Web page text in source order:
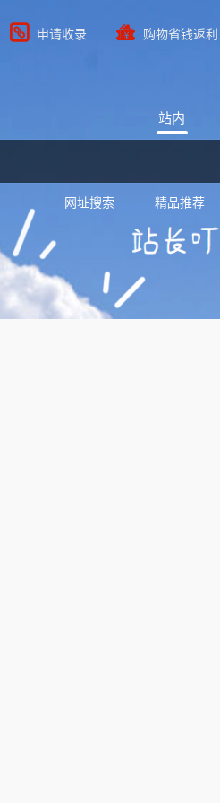
申请收录 购物省钱返利
站内
网址搜索 精品推荐